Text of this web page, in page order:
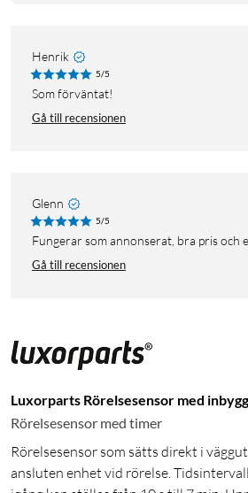
Henrik
5/5
Som förväntat!
Gå till recensionen
Glenn
5/5
Fungerar som annonserat, bra pris och
Gå till recensionen
Luxorparts Rörelsesensor med
Rörelsesensor med timer
Rörelsesensor som sätts direkt i
ansluten enhet vid rörelse.